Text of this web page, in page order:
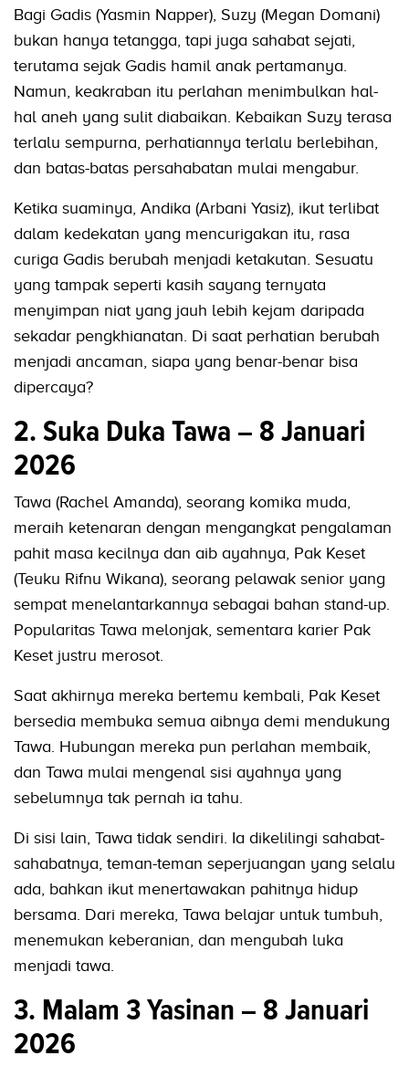
Bagi Gadis (Yasmin Napper), Suzy (Megan Domani)
bukan hanya tetangga, tapi juga sahabat sejati,
terutama sejak Gadis hamil anak pertamanya.
Namun, keakraban itu perlahan menimbulkan hal-
hal aneh yang sulit diabaikan. Kebaikan Suzy terasa
terlalu sempurna, perhatiannya terlalu berlebihan,
dan batas-batas persahabatan mulai mengabur.
Ketika suaminya, Andika (Arbani Yasiz), ikut terlibat
dalam kedekatan yang mencurigakan itu, rasa
curiga Gadis berubah menjadi ketakutan. Sesuatu
yang tampak seperti kasih sayang ternyata
menyimpan niat yang jauh lebih kejam daripada
sekadar pengkhianatan. Di saat perhatian berubah
menjadi ancaman, siapa yang benar-benar bisa
dipercaya?
2. Suka Duka Tawa – 8 Januari
2026
Tawa (Rachel Amanda), seorang komika muda,
meraih ketenaran dengan mengangkat pengalaman
pahit masa kecilnya dan aib ayahnya, Pak Keset
(Teuku Rifnu Wikana), seorang pelawak senior yang
sempat menelantarkannya sebagai bahan stand-up.
Popularitas Tawa melonjak, sementara karier Pak
Keset justru merosot.
Saat akhirnya mereka bertemu kembali, Pak Keset
bersedia membuka semua aibnya demi mendukung
Tawa. Hubungan mereka pun perlahan membaik,
dan Tawa mulai mengenal sisi ayahnya yang
sebelumnya tak pernah ia tahu.
Di sisi lain, Tawa tidak sendiri. Ia dikelilingi sahabat-
sahabatnya, teman-teman seperjuangan yang selalu
ada, bahkan ikut menertawakan pahitnya hidup
bersama. Dari mereka, Tawa belajar untuk tumbuh,
menemukan keberanian, dan mengubah luka
menjadi tawa.
3. Malam 3 Yasinan – 8 Januari
2026